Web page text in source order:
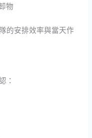
物
的安排效率與當天作
：